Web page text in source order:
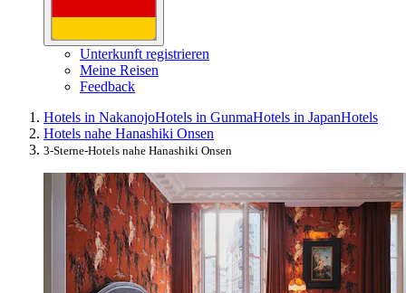
Unterkunft registrieren
Meine Reisen
Feedback
Hotels in NakanojoHotels in GunmaHotels in JapanHotels
Hotels nahe Hanashiki Onsen
3-Sterne-Hotels nahe Hanashiki Onsen